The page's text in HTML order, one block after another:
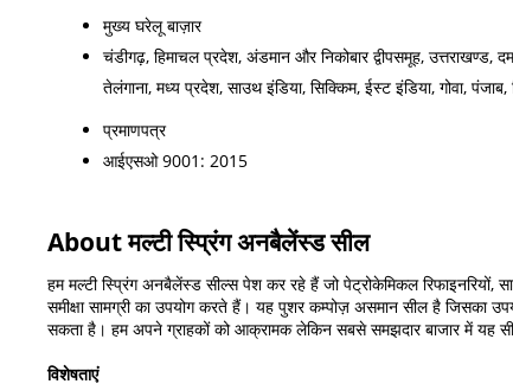
मुख्य घरेलू बाज़ार
चंडीगढ़, हिमाचल प्रदेश, अंडमान और निकोबार द्वीपसमूह, उत्तराखण्ड,
तेलंगाना, मध्य प्रदेश, साउथ इंडिया, सिक्किम, ईस्ट इंडिया, गोवा,
प्रमाणपत्र
आईएसओ 9001: 2015
About मल्टी स्प्रिंग अनबैलेंस्ड सील
हम मल्टी स्प्रिंग अनबैलेंस्ड सील्स पेश कर रहे हैं जो पेट्रोकेमिकल रिफाइनरियों,
समीक्षा सामग्री का उपयोग करते हैं। यह पुशर कम्पोज़ असमान सील है जिसका
सकता है। हम अपने ग्राहकों को आक्रामक लेकिन सबसे समझदार बाजार में यह
विशेषताएं